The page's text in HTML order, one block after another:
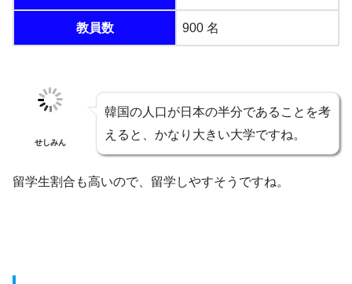
教員数 900 名
せしみん
韓国の人口が日本の半分であることを考
えると、かなり大きい大学ですね。
留学生割合も高いので、留学しやすそうですね。